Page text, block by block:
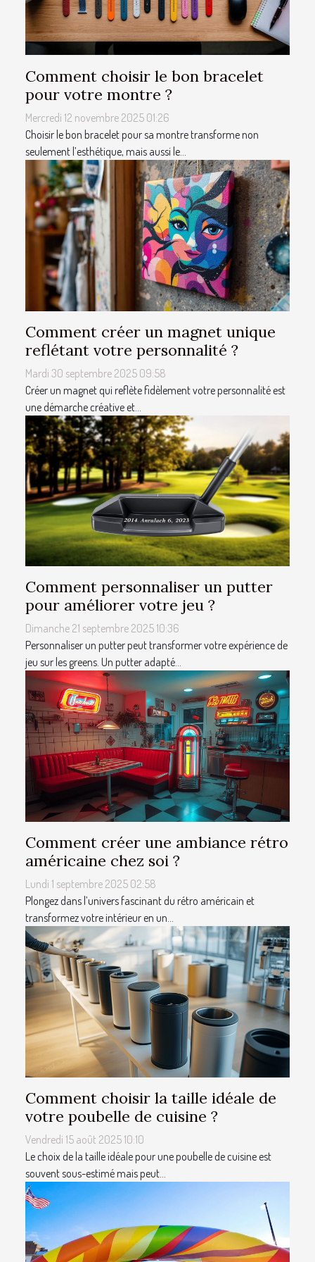
Comment choisir le bon bracelet
pour votre montre ?
Mercredi 12 novembre 2025 01:26
Choisir le bon bracelet pour sa montre transforme non
seulement l’esthétique, mais aussi le...
Comment créer un magnet unique
reflétant votre personnalité ?
Mardi 30 septembre 2025 09:58
Créer un magnet qui reflète fidèlement votre personnalité est
une démarche créative et...
Comment personnaliser un putter
pour améliorer votre jeu ?
Dimanche 21 septembre 2025 10:36
Personnaliser un putter peut transformer votre expérience de
jeu sur les greens. Un putter adapté...
Comment créer une ambiance rétro
américaine chez soi ?
Lundi 1 septembre 2025 02:58
Plongez dans l’univers fascinant du rétro américain et
transformez votre intérieur en un...
Comment choisir la taille idéale de
votre poubelle de cuisine ?
Vendredi 15 août 2025 10:10
Le choix de la taille idéale pour une poubelle de cuisine est
souvent sous-estimé mais peut...